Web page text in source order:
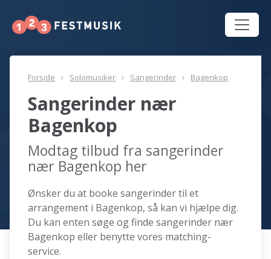
Forside Solomusiker Sangerinder Bagenkop
Sangerinder nær
Bagenkop
Modtag tilbud fra sangerinder
nær Bagenkop her
Ønsker du at booke sangerinder til et
arrangement i Bagenkop, så kan vi hjælpe dig.
Du kan enten søge og finde sangerinder nær
Bagenkop eller benytte vores matching-
service.